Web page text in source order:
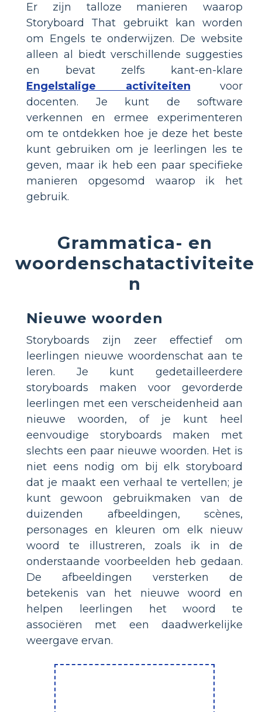
Er zijn talloze manieren waarop
Storyboard That gebruikt kan worden
om Engels te onderwijzen. De website
alleen al biedt verschillende suggesties
en bevat zelfs kant-en-klare
Engelstalige activiteiten voor
docenten. Je kunt de software
verkennen en ermee experimenteren
om te ontdekken hoe je deze het beste
kunt gebruiken om je leerlingen les te
geven, maar ik heb een paar specifieke
manieren opgesomd waarop ik het
gebruik.
Grammatica- en
woordenschatactiviteite
n
Nieuwe woorden
Storyboards zijn zeer effectief om
leerlingen nieuwe woordenschat aan te
leren. Je kunt gedetailleerdere
storyboards maken voor gevorderde
leerlingen met een verscheidenheid aan
nieuwe woorden, of je kunt heel
eenvoudige storyboards maken met
slechts een paar nieuwe woorden. Het is
niet eens nodig om bij elk storyboard
dat je maakt een verhaal te vertellen; je
kunt gewoon gebruikmaken van de
duizenden afbeeldingen, scènes,
personages en kleuren om elk nieuw
woord te illustreren, zoals ik in de
onderstaande voorbeelden heb gedaan.
De afbeeldingen versterken de
betekenis van het nieuwe woord en
helpen leerlingen het woord te
associëren met een daadwerkelijke
weergave ervan.